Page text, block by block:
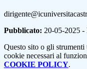
Pubblicato: 20-05-2025 -
Questo sito o gli
cookie necessari al
COOKIE POLICY.